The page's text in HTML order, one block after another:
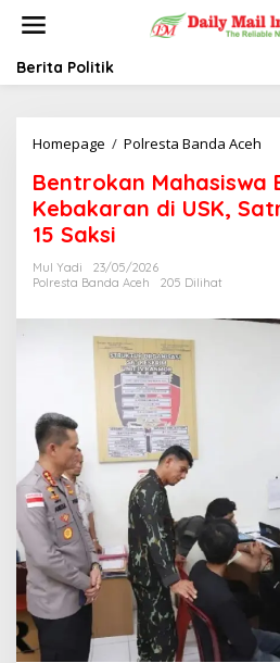
t
Berita Politik
Homepage / Polresta Banda Aceh
n
t
r
M
e
r
u
j
g
K
Bentrokan Mahasiswa
Kebakaran di USK,
15 Saksi
Mul Yadi
23/05/2026
Polresta Banda Aceh
205 Dilihat